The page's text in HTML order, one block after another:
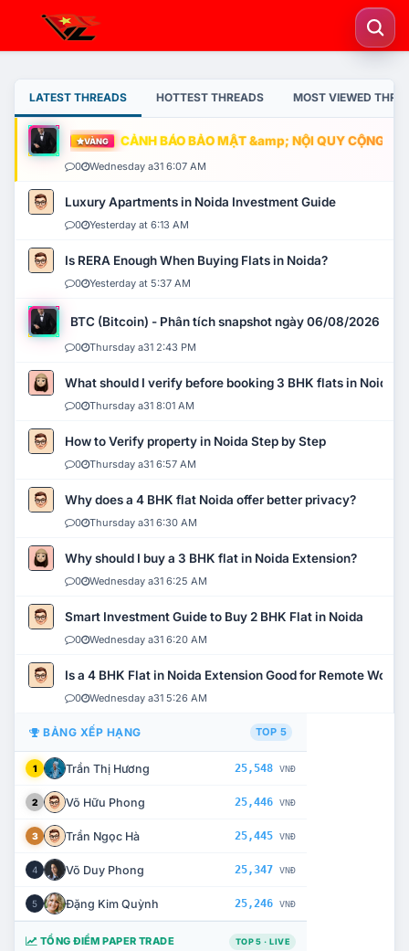
LATEST THREADS HOTTEST THREADS MOST VIEWED
VÀNG CẢNH BÁO BẢO MẬT &amp; NỘI QUY CỘNG
0 Wednesday a31 6:07 AM
Luxury Apartments in Noida Investment Guide
0 Yesterday at 6:13 AM
Is RERA Enough When Buying Flats in Noida?
0 Yesterday at 5:37 AM
BTC (Bitcoin) - Phân tích snapshot ngày 06/08/2026
0 Thursday a31 2:43 PM
What should I verify before booking 3 BHK flats in Noida?
0 Thursday a31 8:01 AM
How to Verify property in Noida Step by Step
0 Thursday a31 6:57 AM
Why does a 4 BHK flat Noida offer better privacy?
0 Thursday a31 6:30 AM
Why should I buy a 3 BHK flat in Noida Extension?
0 Wednesday a31 6:25 AM
Smart Investment Guide to Buy 2 BHK Flat in Noida
0 Wednesday a31 6:20 AM
Is a 4 BHK Flat in Noida Extension Good for Remote Work?
0 Wednesday a31 5:26 AM
BẢNG XẾP HẠNG TOP 5
1 Trần Thị Hương 25,548 VNĐ
2 Võ Hữu Phong 25,446 VNĐ
3 Trần Ngọc Hà 25,445 VNĐ
4 Võ Duy Phong 25,347 VNĐ
5 Đặng Kim Quỳnh 25,246 VNĐ
TỔNG ĐIỂM PAPER TRADE TOP 5 · LIVE